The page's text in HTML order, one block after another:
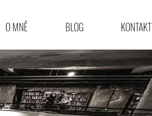
O MNĚ BLOG KONTAKT